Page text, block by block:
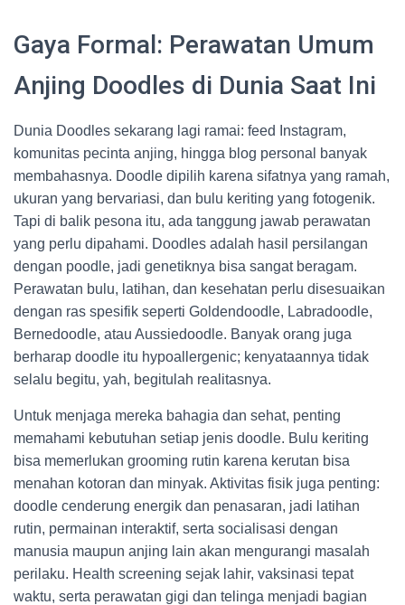
Gaya Formal: Perawatan Umum
Anjing Doodles di Dunia Saat Ini
Dunia Doodles sekarang lagi ramai: feed Instagram,
komunitas pecinta anjing, hingga blog personal banyak
membahasnya. Doodle dipilih karena sifatnya yang ramah,
ukuran yang bervariasi, dan bulu keriting yang fotogenik.
Tapi di balik pesona itu, ada tanggung jawab perawatan
yang perlu dipahami. Doodles adalah hasil persilangan
dengan poodle, jadi genetiknya bisa sangat beragam.
Perawatan bulu, latihan, dan kesehatan perlu disesuaikan
dengan ras spesifik seperti Goldendoodle, Labradoodle,
Bernedoodle, atau Aussiedoodle. Banyak orang juga
berharap doodle itu hypoallergenic; kenyataannya tidak
selalu begitu, yah, begitulah realitasnya.
Untuk menjaga mereka bahagia dan sehat, penting
memahami kebutuhan setiap jenis doodle. Bulu keriting
bisa memerlukan grooming rutin karena kerutan bisa
menahan kotoran dan minyak. Aktivitas fisik juga penting:
doodle cenderung energik dan penasaran, jadi latihan
rutin, permainan interaktif, serta socialisasi dengan
manusia maupun anjing lain akan mengurangi masalah
perilaku. Health screening sejak lahir, vaksinasi tepat
waktu, serta perawatan gigi dan telinga menjadi bagian